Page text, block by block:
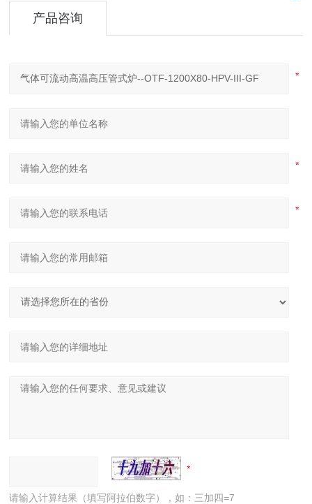
产品咨询
请输入计算结果（填写阿拉伯数字），如：三加四=7